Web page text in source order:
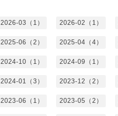
2026-03（1） 2026-02（1）
2025-06（2） 2025-04（4）
2024-10（1） 2024-09（1）
2024-01（3） 2023-12（2）
2023-06（1） 2023-05（2）